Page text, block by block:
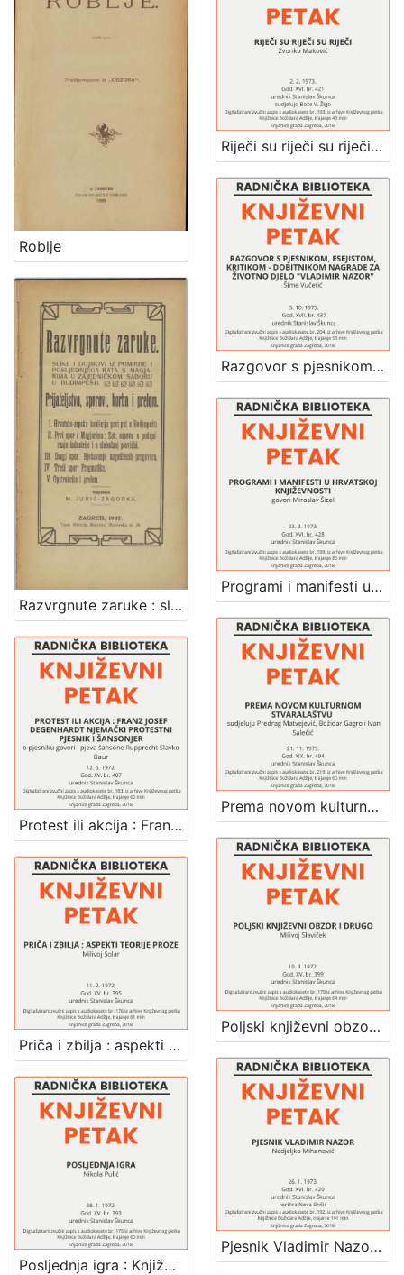
Roblje
Riječi su riječi su riječi : Književni petak, dvorana u Novinarskom domu, 2. 2. 1973., br. 421 / Zvonko Maković ; sudjeluje Bože V. Žigo ; urednik Stanislav Škunca
Razvrgnute zaruke : slike i dojmovi iz pomirbe i posljednjega rata s Magjarima u zajedničkom saboru u Budimpešti : prijateljstvo, sporovi, borba i prelom / napisala M. Jurić-Zagorka.
Razgovor s pjesnikom, esejistom, kritikom - dobitnikom nagrade za životno djelo "Vladimir Nazor" : Književni petak, dvorana u Novinarskom domu, 5. 10. 1973., br. 437 / Šime Vučetić ; urednik Stanislav Škunca
Protest ili akcija : Franz Josef Degenhardt njemački protestni pjesnik i šansonjer : Književni petak, dvorana u Novinarskom domu, 12. 5. 1972., br. 407 / o pjesniku govori i pjeva šansone Rupprecht Slavko Baur ; urednik Stanislav Škunca
Programi i manifesti u hrvatskoj književnosti : Književni petak, dvorana u Novinarskom domu, 23. 3. 1973., br. 428 / Miroslav Šicel ; urednik Stanislav Škunca
Priča i zbilja : aspekti teorije proze : Književni petak, dvorana u Novinarskom domu, 11. 2. 1972., br. 395 / Milivoj Solar ; urednik Stanislav Škunca
Prema novom kulturnom stvaralaštvu : Književni petak, dvorana u Novinarskom domu, 21. 11. 1975., br. 494 / sudjeluju Predrag Matvejević, Božidar Gagro, Ivan Salečić ; urednik Stanislav Škunca
Posljednja igra : Književni petak, dvorana u Novinarskom domu, 28. 1. 1972., br. 393 / Nikola Pulić ; urednik Stanislav Škunca
Poljski književni obzor i drugo : Književni petak, dvorana u Novinarskom domu, 10. 3. 1972., br. 399 / Milivoj Slaviček ; urednik Stanislav Škunca
Pjesnik Vladimir Nazor : Književni petak, dvorana u Novinarskom domu, 26. 1. 1973., br. 420 / Nedjeljko Mihanović ; recitira Neva Rošić ; urednik Stanislav Škunca